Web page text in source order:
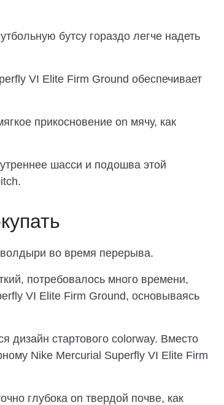
бутсу гораздо легче надеть
VI Elite Firm Ground обеспечивает
прикосновение on мячу, как
шасси и подошва этой
во время перерыва.
потребовалось много времени,
VI Elite Firm Ground, основываясь
дизайн стартового colorway. Вместо
Nike Mercurial Superfly VI Elite Firm
глубока on твердой почве, как